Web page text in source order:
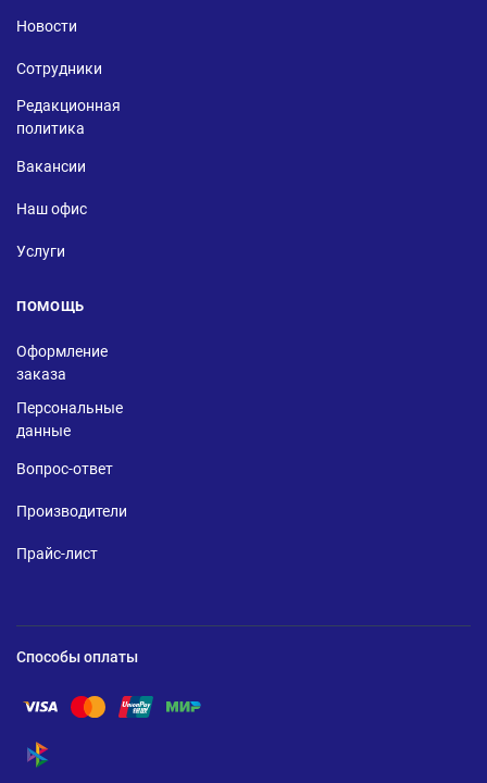
Новости
Сотрудники
Редакционная
политика
Вакансии
Наш офис
Услуги
ПОМОЩЬ
Оформление
заказа
Персональные
данные
Вопрос-ответ
Производители
Прайс-лист
Способы оплаты
Помощь по оплате Visa
Помощь по оплате Mastercard
Помощь по оплате UnionPay
Помощь по оплате Мир
Помощь по оплате СБП